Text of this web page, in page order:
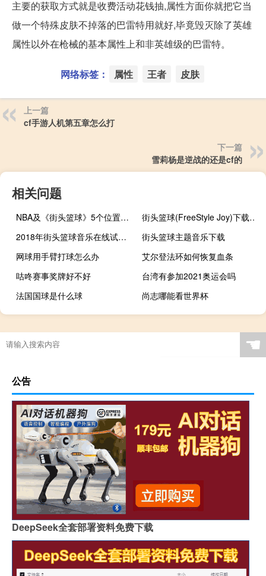
主要的获取方式就是收费活动花钱抽,属性方面你就把它当
做一个特殊皮肤不掉落的巴雷特用就好,毕竟毁灭除了英雄
属性以外在枪械的基本属性上和非英雄级的巴雷特。
网络标签： 属性 王者 皮肤
上一篇
cf手游人机第五章怎么打
下一篇
雪莉杨是逆战的还是cf的
相关问题
NBA及《街头篮球》5个位置的详细介绍
街头篮球(FreeStyle Joy)下载(电脑、安卓和IOS所有版本)
2018年街头篮球音乐在线试听及下载
街头篮球主题音乐下载
网球用手臂打球怎么办
艾尔登法环如何恢复血条
咕咚赛事奖牌好不好
台湾有参加2021奥运会吗
法国国球是什么球
尚志哪能看世界杯
篮球比赛哪里可以买
奥运会乒乓球直播几台
保卫萝卜3第37关金萝卜
篮球u14打多长时间 ☚
公告
DeepSeek全套部署资料免费下载